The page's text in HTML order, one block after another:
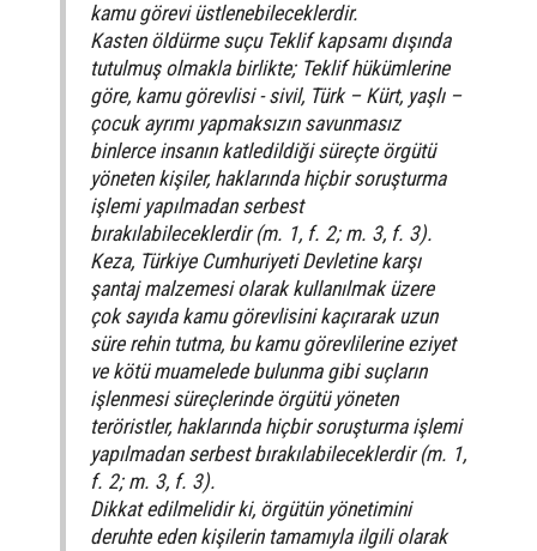
kamu görevi üstlenebileceklerdir.
Kasten öldürme suçu Teklif kapsamı dışında
tutulmuş olmakla birlikte; Teklif hükümlerine
göre, kamu görevlisi - sivil, Türk – Kürt, yaşlı –
çocuk ayrımı yapmaksızın savunmasız
binlerce insanın katledildiği süreçte örgütü
yöneten kişiler, haklarında hiçbir soruşturma
işlemi yapılmadan serbest
bırakılabileceklerdir (m. 1, f. 2; m. 3, f. 3).
Keza, Türkiye Cumhuriyeti Devletine karşı
şantaj malzemesi olarak kullanılmak üzere
çok sayıda kamu görevlisini kaçırarak uzun
süre rehin tutma, bu kamu görevlilerine eziyet
ve kötü muamelede bulunma gibi suçların
işlenmesi süreçlerinde örgütü yöneten
teröristler, haklarında hiçbir soruşturma işlemi
yapılmadan serbest bırakılabileceklerdir (m. 1,
f. 2; m. 3, f. 3).
Dikkat edilmelidir ki, örgütün yönetimini
deruhte eden kişilerin tamamıyla ilgili olarak